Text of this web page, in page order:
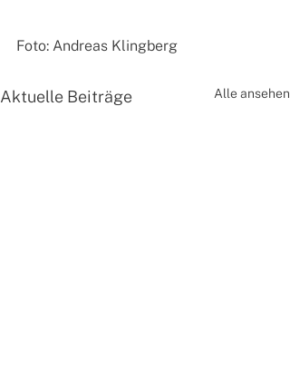
Foto: Andreas Klingberg
Aktuelle Beiträge Alle ansehen